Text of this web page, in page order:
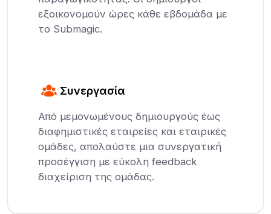
εξοικονομούν ώρες κάθε εβδομάδα με
το Submagic.
Συνεργασία
Από μεμονωμένους δημιουργούς έως
διαφημιστικές εταιρείες και εταιρικές
ομάδες, απολαύστε μια συνεργατική
προσέγγιση με εύκολη feedback
διαχείριση της ομάδας.